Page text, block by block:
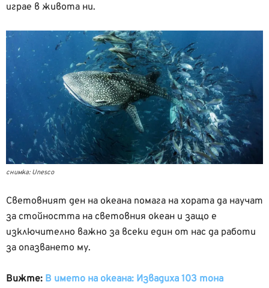
играе в живота ни.
снимка: Unesco
Световният ден на океана помага на хората да научат
за стойността на световния океан и защо е
изключително важно за всеки един от нас да работи
за опазването му.
Вижте: В името на океана: Извадиха 103 тона